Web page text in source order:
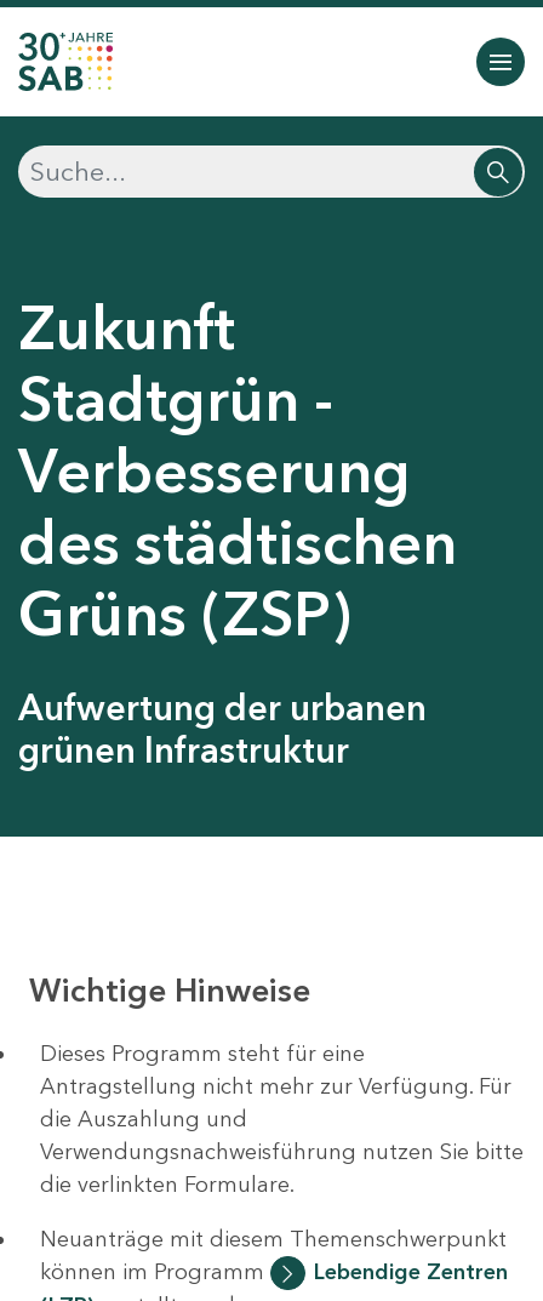
Zukunft
Stadtgrün -
Verbesserung
des städtischen
Grüns (ZSP)
Aufwertung der urbanen
grünen Infrastruktur
Wichtige Hinweise
Dieses Programm steht für eine
Antragstellung nicht mehr zur Verfügung. Für
die Auszahlung und
Verwendungsnachweisführung nutzen Sie bitte
die verlinkten Formulare.
Neuanträge mit diesem Themenschwerpunkt
können im Programm
Lebendige Zentren